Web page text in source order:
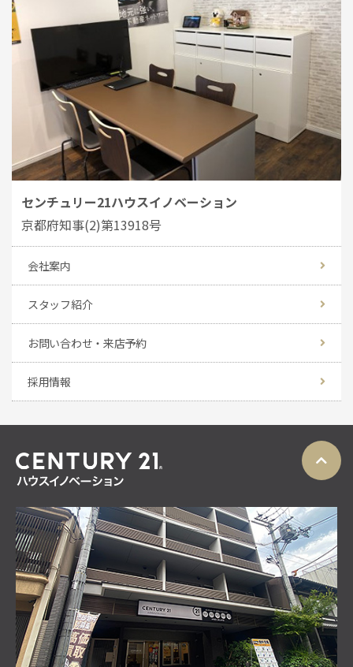
センチュリー21ハウスイノベーション
京都府知事(2)第13918号
会社案内
スタッフ紹介
お問い合わせ・来店予約
採用情報